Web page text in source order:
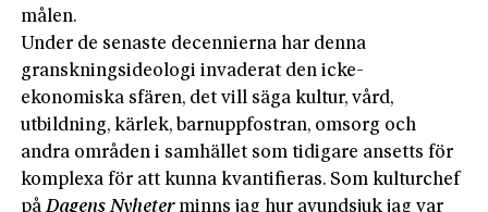
målen.
Under de senaste decennierna har denna
granskningsideologi invaderat den icke-
ekonomiska sfären, det vill säga kultur, vård,
utbildning, kärlek, barnuppfostran, omsorg och
andra områden i samhället som tidigare ansetts för
komplexa för att kunna kvantifieras. Som kulturchef
på Dagens Nyheterminns jag hur avundsjuk jag var